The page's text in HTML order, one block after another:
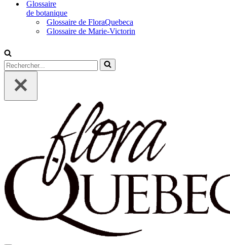
Glossaire
de botanique
Glossaire de FloraQuebeca
Glossaire de Marie-Victorin
Rechercher...